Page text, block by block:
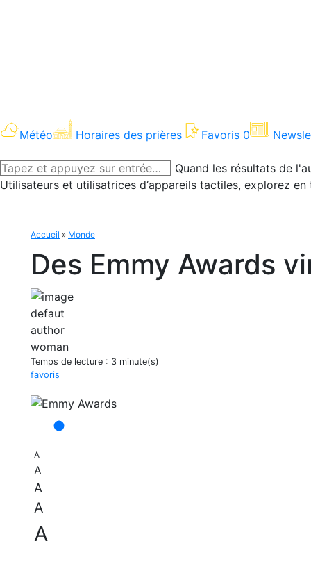
Météo Horaires des prières Favoris 0
Recherche
:
Quand les résultats de
Utilisateurs et utilisatrices d‘appareils tactiles, explorez
Accueil » Monde
Des Emmy Awards
Temps de lecture : 3 minute(s)
favoris
A
A
A
A
A